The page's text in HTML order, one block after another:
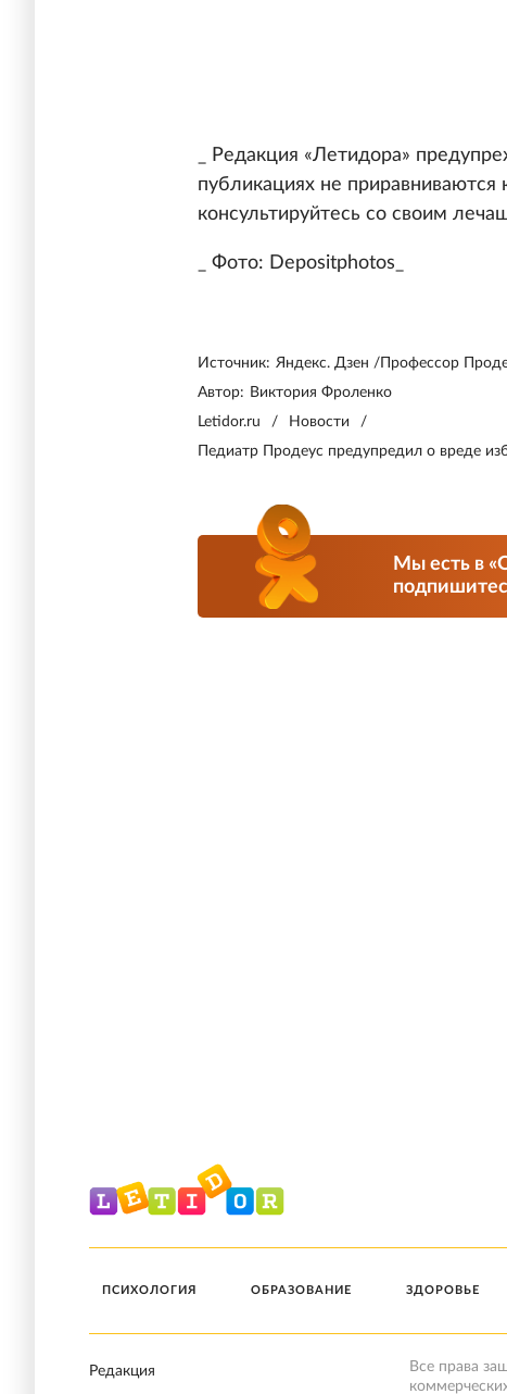
_ Редакция «Летидора»
публикациях не
консультируйтесь со своим
_ Фото: Depositphotos_
Источник: Яндекс. Дзен /Профессор
Автор: Виктория Фроленко
Letidor.ru
/ Новости
/
Педиатр Продеус предупредил о вреде
Мы есть в
ПСИХОЛОГИЯ ОБРАЗОВАНИЕ ЗДОРОВЬЕ
Редакция
Все права